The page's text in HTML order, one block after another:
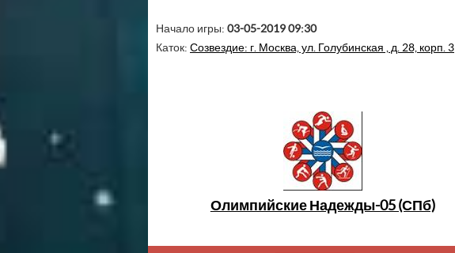
Начало игры: 03-05-2019 09:30
Каток: Созвездие: г. Москва, ул. Голубинская , д. 28, корп. 3
Олимпийские Надежды-05 (СПб)